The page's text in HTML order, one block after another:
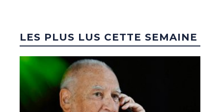
LES PLUS LUS CETTE SEMAINE